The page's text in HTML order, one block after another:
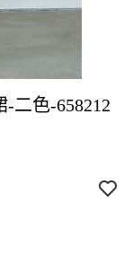
二色-658212